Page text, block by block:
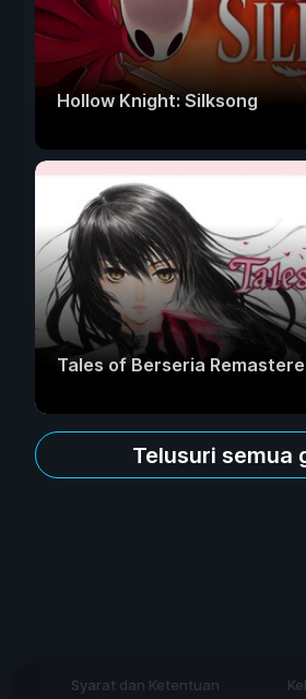
Hollow Knight: Silksong
Tales of Berseria
Telusuri semua
Syarat dan Ketentuan